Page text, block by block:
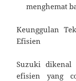
menghemat
Keunggulan
Efisien
Suzuki dikenal
efisien yang